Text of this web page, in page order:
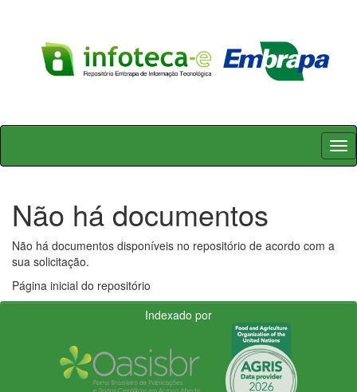
Skip
Não há documentos
Não há documentos disponíveis no repositório de acordo com a
sua solicitação.
Página inicial do repositório
Indexado por